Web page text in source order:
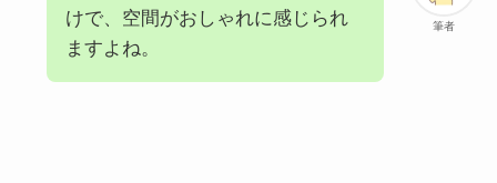
筆者
けで、空間がおしゃれに感じられ
ますよね。